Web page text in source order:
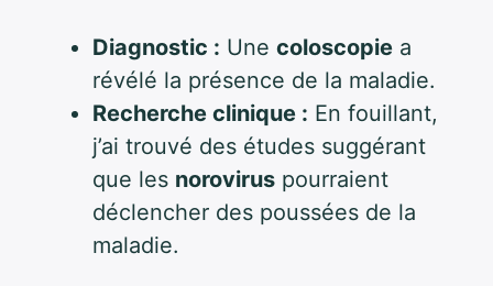
Diagnostic : Une coloscopie a
révélé la présence de la maladie.
Recherche clinique : En fouillant,
j’ai trouvé des études suggérant
que les norovirus pourraient
déclencher des poussées de la
maladie.